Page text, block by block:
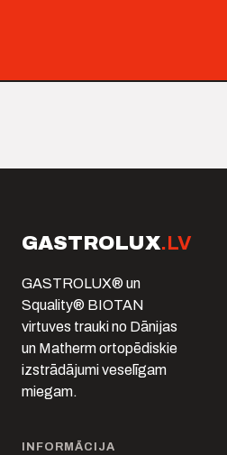
GASTROLUX.LV
GASTROLUX® un
Squality® BIOTAN
virtuves trauki no Dānijas
un Matherm ortopēdiskie
izstrādājumi veselīgam
miegam.
INFORMĀCIJA